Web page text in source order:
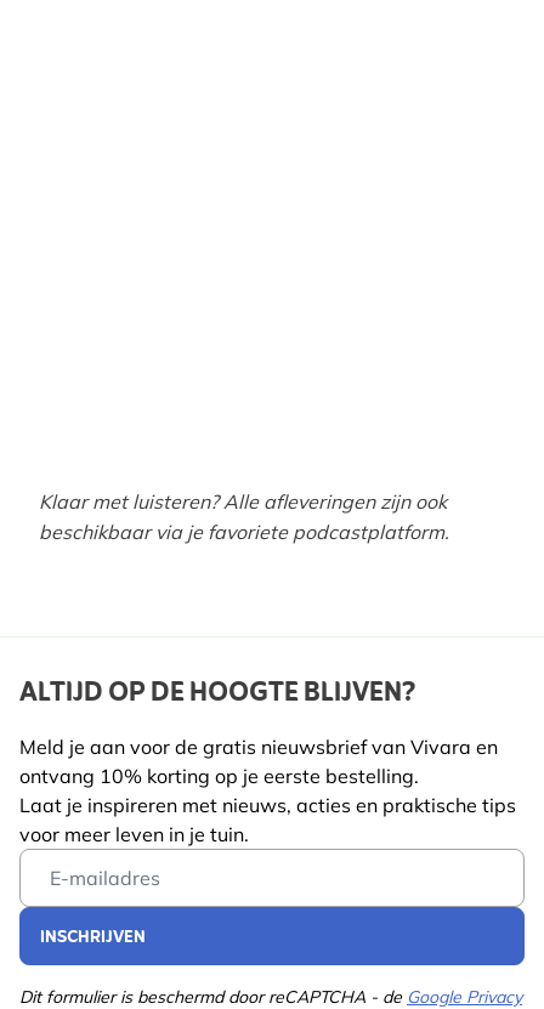
Klaar met luisteren? Alle afleveringen zijn ook
beschikbaar via je favoriete podcastplatform.
ALTIJD OP DE HOOGTE BLIJVEN?
Meld je aan voor de gratis nieuwsbrief van Vivara en
ontvang 10% korting op je eerste bestelling.
Laat je inspireren met nieuws, acties en praktische tips
voor meer leven in je tuin.
Email Address
INSCHRIJVEN
Dit formulier is beschermd door reCAPTCHA - de Google Privacy